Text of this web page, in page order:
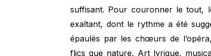
suffisant. Pour couronner le tout,
exaltant, dont le rythme a été
épaulés par les chœurs de
flics que nature. Art lyrique,